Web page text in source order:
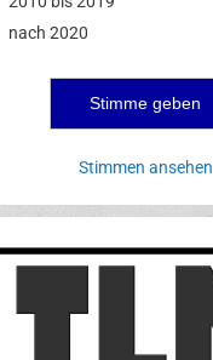
nach 2020
Stimmen ansehen